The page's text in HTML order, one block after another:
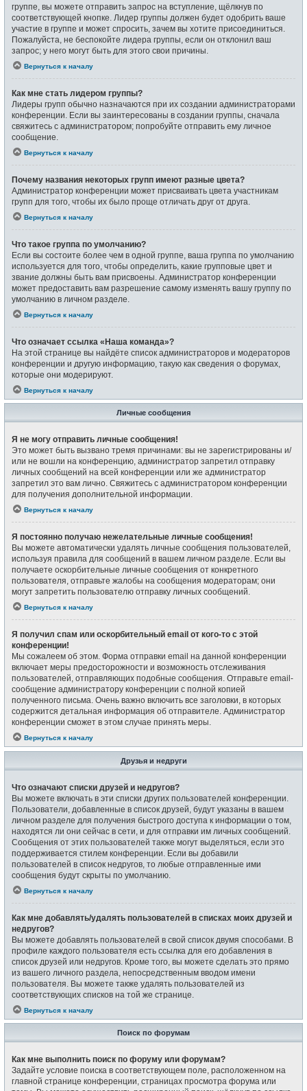
группе, вы можете отправить запрос на вступление, щёлкнув по
соответствующей кнопке. Лидер группы должен будет одобрить ваше
участие в группе и может спросить, зачем вы хотите присоединиться.
Пожалуйста, не беспокойте лидера группы, если он отклонил ваш
запрос; у него могут быть для этого свои причины.
Вернуться к началу
Как мне стать лидером группы?
Лидеры групп обычно назначаются при их создании администраторами
конференции. Если вы заинтересованы в создании группы, сначала
свяжитесь с администратором; попробуйте отправить ему личное
сообщение.
Вернуться к началу
Почему названия некоторых групп имеют разные цвета?
Администратор конференции может присваивать цвета участникам
групп для того, чтобы их было проще отличать друг от друга.
Вернуться к началу
Что такое группа по умолчанию?
Если вы состоите более чем в одной группе, ваша группа по умолчанию
используется для того, чтобы определить, какие групповые цвет и
звание должны быть вам присвоены. Администратор конференции
может предоставить вам разрешение самому изменять вашу группу по
умолчанию в личном разделе.
Вернуться к началу
Что означает ссылка «Наша команда»?
На этой странице вы найдёте список администраторов и модераторов
конференции и другую информацию, такую как сведения о форумах,
которые они модерируют.
Вернуться к началу
Личные сообщения
Я не могу отправить личные сообщения!
Это может быть вызвано тремя причинами: вы не зарегистрированы и/
или не вошли на конференцию, администратор запретил отправку
личных сообщений на всей конференции или же администратор
запретил это вам лично. Свяжитесь с администратором конференции
для получения дополнительной информации.
Вернуться к началу
Я постоянно получаю нежелательные личные сообщения!
Вы можете автоматически удалять личные сообщения пользователей,
используя правила для сообщений в вашем личном разделе. Если вы
получаете оскорбительные личные сообщения от конкретного
пользователя, отправьте жалобы на сообщения модераторам; они
могут запретить пользователю отправку личных сообщений.
Вернуться к началу
Я получил спам или оскорбительный email от кого-то с этой
конференции!
Мы сожалеем об этом. Форма отправки email на данной конференции
включает меры предосторожности и возможность отслеживания
пользователей, отправляющих подобные сообщения. Отправьте email-
сообщение администратору конференции с полной копией
полученного письма. Очень важно включить все заголовки, в которых
содержится детальная информация об отправителе. Администратор
конференции сможет в этом случае принять меры.
Вернуться к началу
Друзья и недруги
Что означают списки друзей и недругов?
Вы можете включать в эти списки других пользователей конференции.
Пользователи, добавленные в список друзей, будут указаны в вашем
личном разделе для получения быстрого доступа к информации о том,
находятся ли они сейчас в сети, и для отправки им личных сообщений.
Сообщения от этих пользователей также могут выделяться, если это
поддерживается стилем конференции. Если вы добавили
пользователей в список недругов, то любые отправленные ими
сообщения будут скрыты по умолчанию.
Вернуться к началу
Как мне добавлять/удалять пользователей в списках моих друзей и
недругов?
Вы можете добавлять пользователей в свой список двумя способами. В
профиле каждого пользователя есть ссылка для его добавления в
список друзей или недругов. Кроме того, вы можете сделать это прямо
из вашего личного раздела, непосредственным вводом имени
пользователя. Вы можете также удалять пользователей из
соответствующих списков на той же странице.
Вернуться к началу
Поиск по форумам
Как мне выполнить поиск по форуму или форумам?
Задайте условие поиска в соответствующем поле, расположенном на
главной странице конференции, страницах просмотра форума или